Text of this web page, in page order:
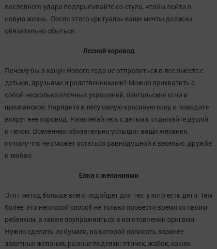
последнего удара подпрыгивайте со стула, чтобы войти в
новую жизнь. После этого «ритуала» ваши мечты должны
обязательно сбыться.
Лесной хоровод
Почему бы в канун Нового года не отправиться в лес вместе с
детьми, друзьями и родственниками? Можно прихватить с
собой несколько елочных украшений, бенгальские огни и
шампанское. Нарядите в лесу самую красивую елку, и поводите
вокруг нее хоровод. Развлекайтесь с детьми, отдыхайте душой
и телом. Вселенная обязательно услышит ваши желания,
потому что не сможет остаться равнодушной к веселью, дружбе
и любви.
Елка с желаниями
Этот метод больше всего подойдет для тех, у кого есть дети. Тем
более, это неплохой способ не только провести время со своим
ребенком, а также поупражняться в изготовлении оригами.
Нужно сделать из бумаги, на которой написать заранее
заветные желания, разные поделки: птичек, жабок, кошек.